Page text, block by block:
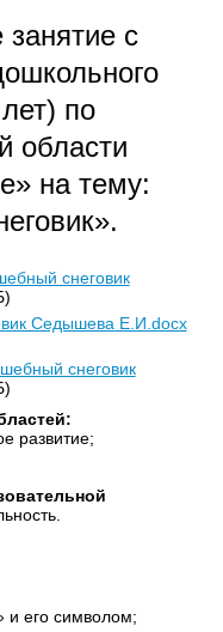
занятие с
по
области
на тему:
снеговик
Седышева Е.И.docx
снеговик
развитие;
и его символом;